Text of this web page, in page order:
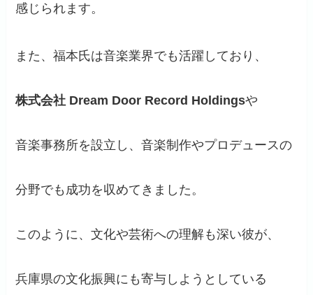
感じられます。
また、福本氏は音楽業界でも活躍しており、
株式会社 Dream Door Record Holdingsや
音楽事務所を設立し、音楽制作やプロデュースの
分野でも成功を収めてきました。
このように、文化や芸術への理解も深い彼が、
兵庫県の文化振興にも寄与しようとしている